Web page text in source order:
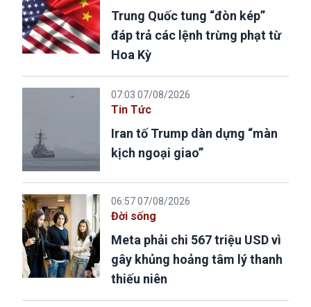
Trung Quốc tung “đòn kép”
đáp trả các lệnh trừng phạt từ
Hoa Kỳ
07:03 07/08/2026
Tin Tức
Iran tố Trump dàn dựng “màn
kịch ngoại giao”
06:57 07/08/2026
Đời sống
Meta phải chi 567 triệu USD vì
gây khủng hoảng tâm lý thanh
thiếu niên